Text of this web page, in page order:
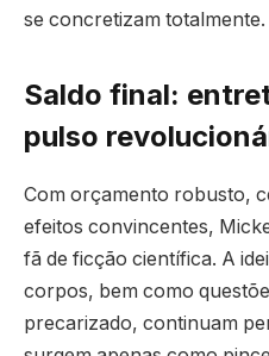
se concretizam totalmente.
Saldo final:
pulso
Com orçamento robusto,
efeitos convincentes,
fã de ficção científica. A
corpos, bem como
precarizado, continuam